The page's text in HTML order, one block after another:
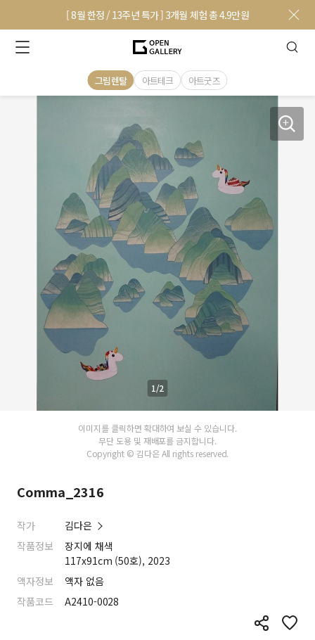
[ 8월 한정 / 13주년 특가 ] 3개월 체험 총 4.9만원
그림렌탈 아트테크 아트굿즈
1/2
이미지를 클릭하면 확대하여 보실 수 있습니다.
무단 도용 및 재배포를 금지합니다.
Copyright © 김다은 All rights reserved.
Comma_2316
작가
김다은
작품정보
장지에 채색
117x91cm (50호), 2023
액자정보
액자 없음
작품코드
A2410-0028